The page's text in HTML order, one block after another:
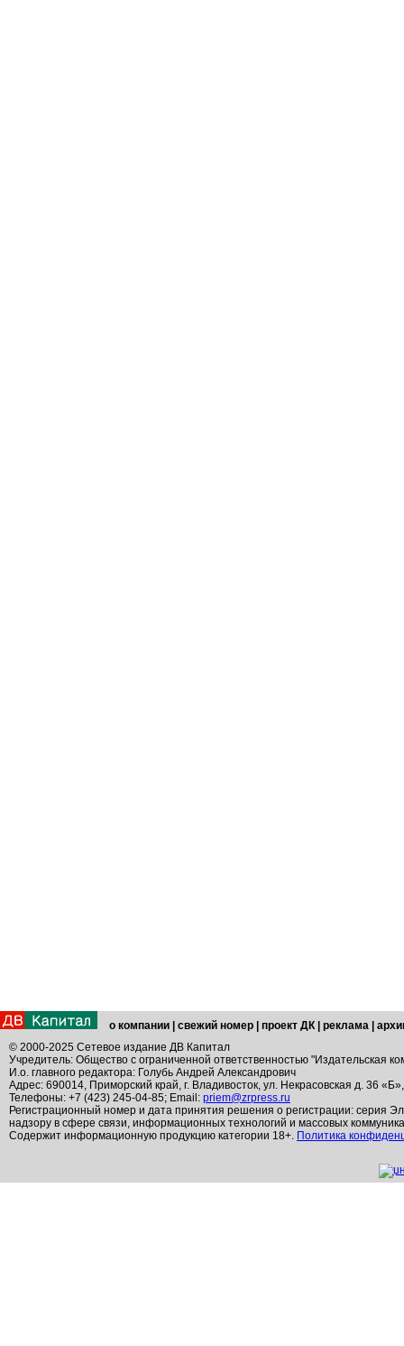
о компании свежий номер проект ДК реклама
© 2000-2025 Сетевое издание ДВ Капитал
Учредитель: Общество с ограниченной ответственностью "Издательская
И.о. главного редактора: Голубь Андрей Александрович
Адрес: 690014, Приморский край, г. Владивосток, ул. Некрасовская д. 36
Телефоны: +7 (423) 245-04-85; Email: priem@zrpress.ru
Регистрационный номер и дата принятия решения о регистрации: серия
надзору в сфере связи, информационных технологий и массовых
Содержит информационную продукцию категории 18+. Политика